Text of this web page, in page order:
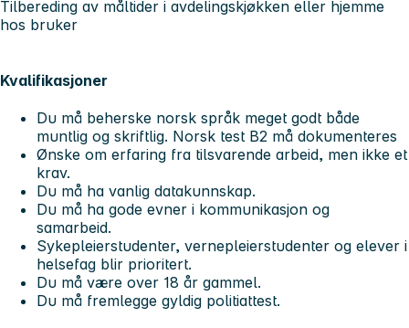
Tilbereding av måltider i avdelingskjøkken eller hjemme
hos bruker
Kvalifikasjoner
Du må beherske norsk språk meget godt både
muntlig og skriftlig. Norsk test B2 må dokumenteres
Ønske om erfaring fra tilsvarende arbeid, men ikke et
krav.
Du må ha vanlig datakunnskap.
Du må ha gode evner i kommunikasjon og
samarbeid.
Sykepleierstudenter, vernepleierstudenter og elever i
helsefag blir prioritert.
Du må være over 18 år gammel.
Du må fremlegge gyldig politiattest.